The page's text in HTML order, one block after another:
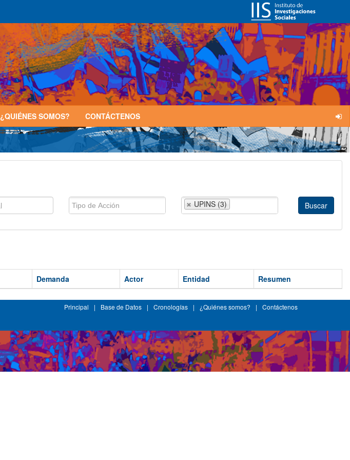
¿QUIÉNES SOMOS? CONTÁCTENOS
UPINS (3)
Demanda Actor Entidad Resumen
Principal | Base de Datos | Cronologías | ¿Quiénes somos? | Contáctenos